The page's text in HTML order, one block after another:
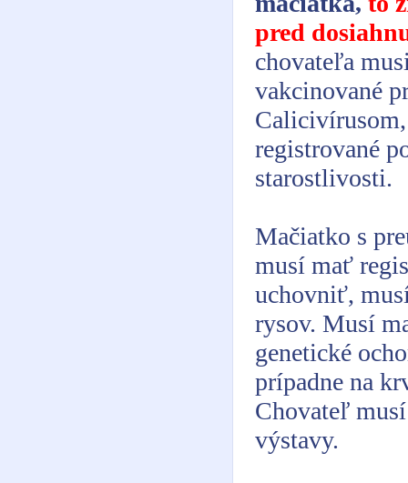
pred
chovateľa
vakcinované
registrované
starostlivosti.
Mačiatko s
musí mať
uchovniť,
rysov. Musí
genetické
prípadne na
Chovateľ
výstavy.